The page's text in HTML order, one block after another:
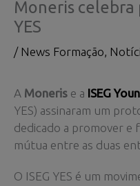
Moneris celebra
YES
/ News Formação,
A Moneris e a ISEG
YES) assinaram um
dedicado a promover e
mútua entre as duas
O ISEG YES é um